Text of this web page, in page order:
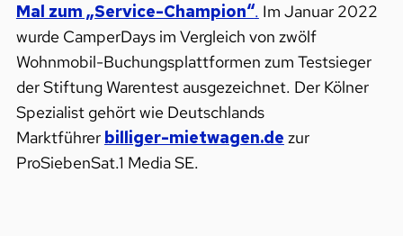
Mal zum „Service-Champion“. Im Januar 2022
wurde CamperDays im Vergleich von zwölf
Wohnmobil-Buchungsplattformen zum Testsieger
der Stiftung Warentest ausgezeichnet. Der Kölner
Spezialist gehört wie Deutschlands
Marktführer billiger-mietwagen.de zur
ProSiebenSat.1 Media SE.